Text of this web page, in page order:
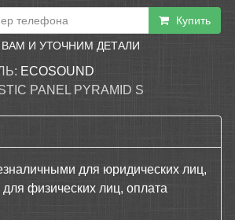
Купить
И УТОЧНИМ ДЕТАЛИ
ECOSOUND
PANEL PYRAMID S
для юридических лиц,
физических лиц, оплата